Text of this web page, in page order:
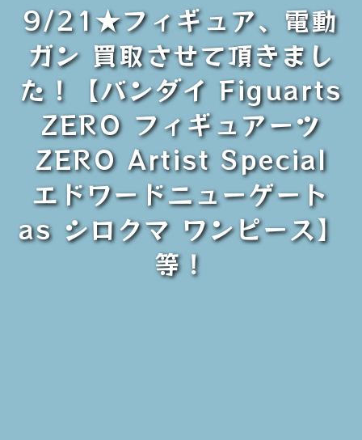
9/21★フィギュア、電動
ガン 買取させて頂きまし
た！【バンダイ Figuarts
ZERO フィギュアーツ
ZERO Artist Special
エドワードニューゲート
as シロクマ ワンピース】
等！